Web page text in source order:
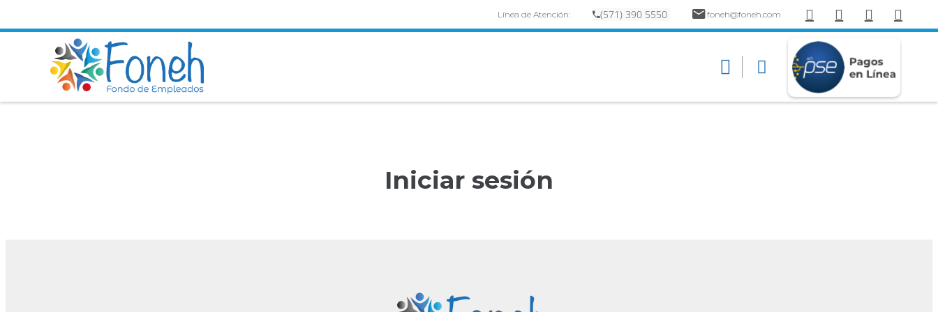
Línea de Atención: (571) 390 5550 foneh@foneh.com
Iniciar sesión